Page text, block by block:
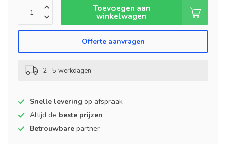
Toevoegen aan
winkelwagen
Offerte aanvragen
2 - 5 werkdagen
Snelle levering op afspraak
Altijd de beste prijzen
Betrouwbare partner